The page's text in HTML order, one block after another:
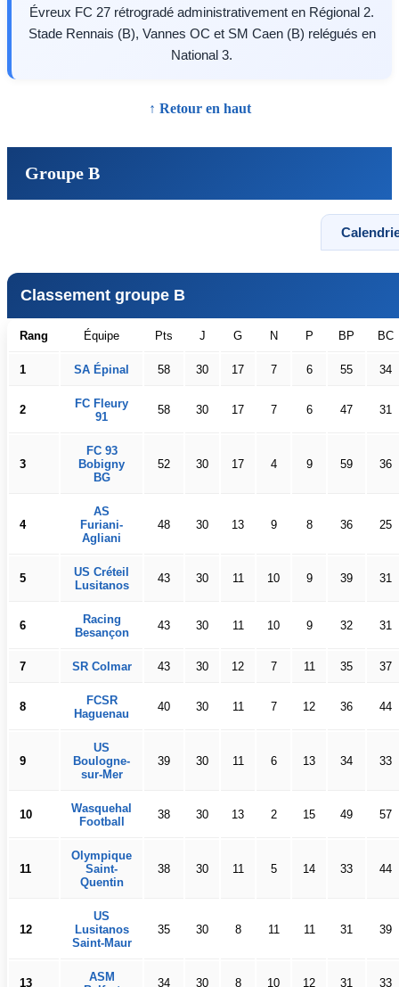
Évreux FC 27 rétrogradé administrativement en Régional 2.
Stade Rennais (B), Vannes OC et SM Caen (B) relégués en
National 3.
↑ Retour en haut
Groupe B
Classement groupe B
Rang Équipe Pts J G N P BP BC
1 SA Épinal 58 30 17 7 6 55 34
2
FC Fleury
91
58 30 17 7 6 47 31
3
FC 93
Bobigny
BG
52 30 17 4 9 59 36
4
AS
Furiani-
Agliani
48 30 13 9 8 36 25
5
US Créteil
Lusitanos
43 30 11 10 9 39 31
6
Racing
Besançon
43 30 11 10 9 32 31
7 SR Colmar 43 30 12 7 11 35 37
8
FCSR
Haguenau
40 30 11 7 12 36 44
9
US
Boulogne-
sur-Mer
39 30 11 6 13 34 33
10
Wasquehal
Football
38 30 13 2 15 49 57
11
Olympique
Saint-
Quentin
38 30 11 5 14 33 44
12
US
Lusitanos
Saint-Maur
35 30 8 11 11 31 39
13
ASM
34 30 8 10 12 31 33